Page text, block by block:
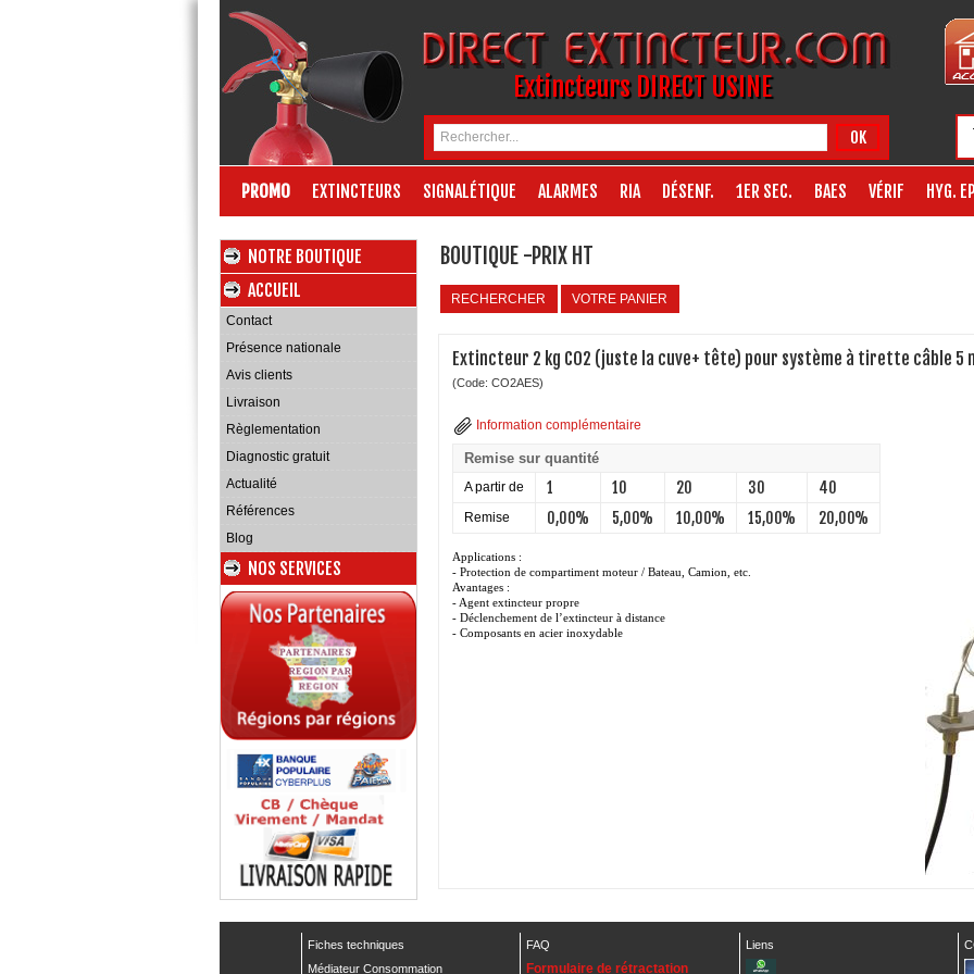
Extincteurs DIRECT USINE
OK
PROMO EXTINCTEURS SIGNALÉTIQUE ALARMES RIA DÉSENF. 1ER SEC. BAES VÉRIF HYG.
NOTRE BOUTIQUE
ACCUEIL
Contact
Présence nationale
Avis clients
Livraison
Règlementation
Diagnostic gratuit
Actualité
Références
Blog
NOS SERVICES
BOUTIQUE -PRIX HT
RECHERCHER VOTRE PANIER
Extincteur 2 kg CO2 (juste la cuve+ tête) pour système à tirette câble 5
(Code: CO2AES)
Information complémentaire
Remise sur quantité
A partir de 1 10 20 30 40
Remise 0,00% 5,00% 10,00% 15,00% 20,00%
Applications :
- Protection de compartiment moteur / Bateau, Camion, etc.
Avantages :
- Agent extincteur propre
- Déclenchement de l’extincteur à distance
- Composants en acier inoxydable
Fiches techniques FAQ Liens
Médiateur Consommation
Formulaire de rétractation